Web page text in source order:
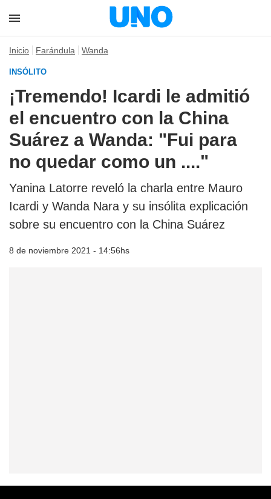
Inicio Farándula Wanda
INSÓLITO
¡Tremendo! Icardi le admitió
el encuentro con la China
Suárez a Wanda: "Fui para
no quedar como un ...."
Yanina Latorre reveló la charla entre Mauro
Icardi y Wanda Nara y su insólita explicación
sobre su encuentro con la China Suárez
8 de noviembre 2021 - 14:56hs